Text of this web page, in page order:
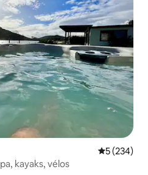
Évaluation
5 (234)
kayaks, vélos